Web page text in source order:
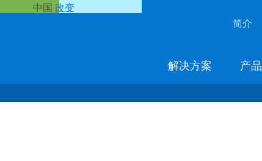
中国 改变
简介
解决方案 产品